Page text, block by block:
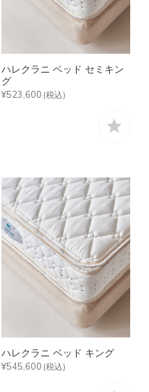
ハレクラニ ベッド セミキン
グ
¥523,600 (税込)
ハレクラニ ベッド キング
¥545,600 (税込)